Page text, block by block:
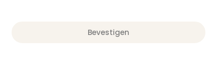
Bevestigen